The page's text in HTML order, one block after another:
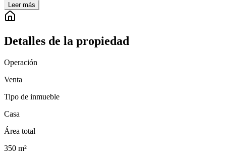
Leer más
Detalles de la propiedad
Operación
Venta
Tipo de inmueble
Casa
Área total
350 m²